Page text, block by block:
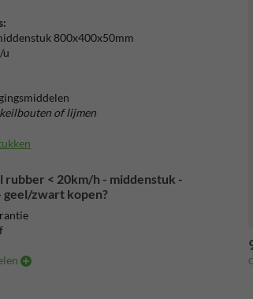
800x400x50mm
u
of lijmen
< 20km/h - middenstuk -
geel/zwart kopen?